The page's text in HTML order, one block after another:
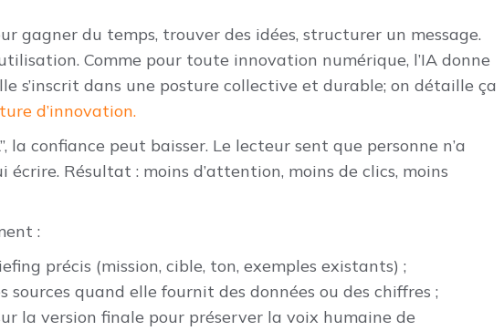
gagner du temps, trouver des idées, structurer un message.
Comme pour toute innovation numérique, l’IA donne
s’inscrit dans une posture collective et durable; on détaille ça
d’innovation.
la confiance peut baisser. Le lecteur sent que personne n’a
Résultat : moins d’attention, moins de clics, moins
:
précis (mission, cible, ton, exemples existants) ;
sources quand elle fournit des données ou des chiffres ;
la version finale pour préserver la voix humaine de